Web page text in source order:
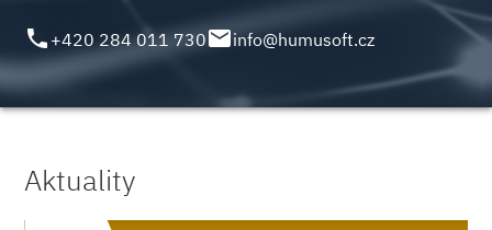
local_phone +420 284 011 730emailinfo@humusoft.cz
Aktuality